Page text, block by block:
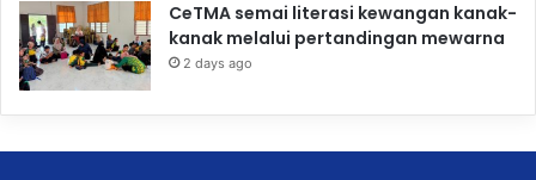
CeTMA semai literasi kewangan kanak-
kanak melalui pertandingan mewarna
2 days ago